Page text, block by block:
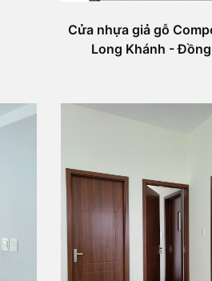
Cửa nhựa giả gỗ
Long Khánh -